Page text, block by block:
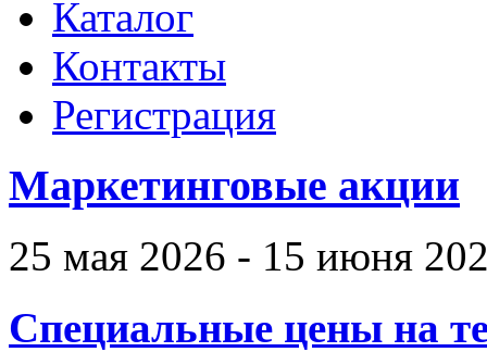
Каталог
Контакты
Регистрация
Маркетинговые акции
25 мая 2026 - 15 июня
Специальные цены на